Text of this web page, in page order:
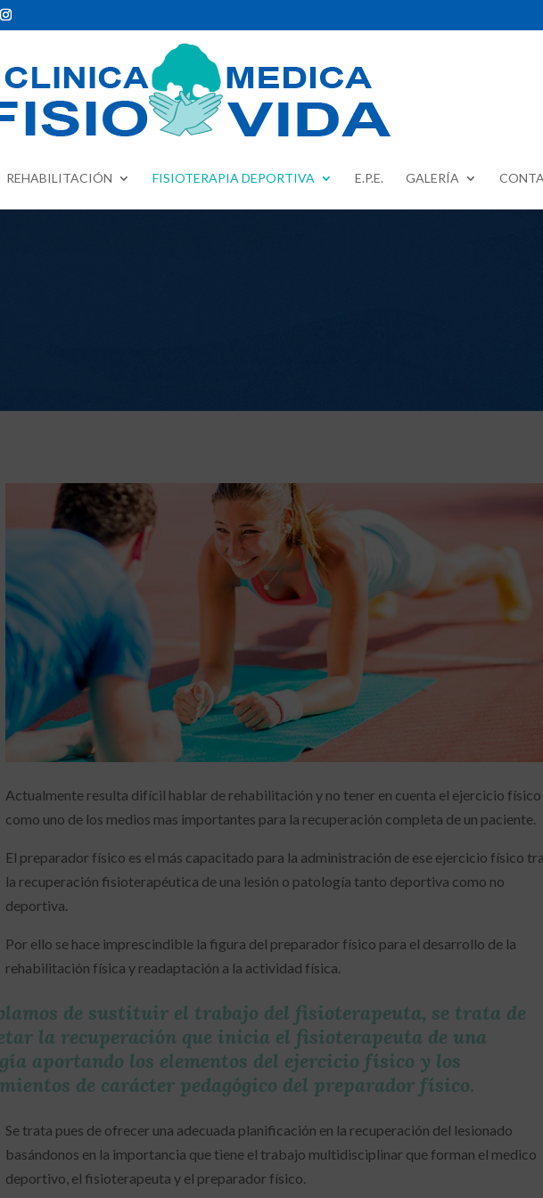
REHABILITACIÓN FISIOTERAPIA DEPORTIVA E.P.E. GALERÍA
Actualmente resulta difícil hablar de rehabilitación y no tener en cuenta el ejercicio físico
como uno de los medios mas importantes para la recuperación completa de un paciente.
El preparador físico es el más capacitado para la administración de ese ejercicio físico
la recuperación fisioterapéutica de una lesión o patología tanto deportiva como no
deportiva.
Por ello se hace imprescindible la figura del preparador físico para el desarrollo de la
rehabilitación física y readaptación a la actividad física.
de sustituir el trabajo del fisioterapeuta, se trata de
la recuperación que inicia el fisioterapeuta de una
aportando los elementos del ejercicio físico y los
de carácter pedagógico del preparador físico.
Se trata pues de ofrecer una adecuada planificación en la recuperación del lesionado
basándonos en la importancia que tiene el trabajo multidisciplinar que forman el medico
deportivo, el fisioterapeuta y el preparador físico.